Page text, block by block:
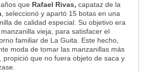
que Rafael Rivas, capataz de la
, seleccionó y apartó 15 botas en una
de calidad especial. Su objetivo era
vieja, para satisfacer el
familiar de La Guita. Este hecho,
moda de tomar las manzanillas más
propició que no fuera objeto de saca y